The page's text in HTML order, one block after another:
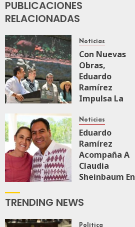
PUBLICACIONES
RELACIONADAS
Noticias
Con Nuevas
Obras,
Eduardo
Ramírez
Impulsa La
Integral Del
ZooMAT
JULIO 28, 2026
0
110
Noticias
Eduardo
Ramírez
Acompaña A
Claudia
Sheinbaum En
De
Del Tren
TRENDING NEWS
Política